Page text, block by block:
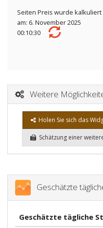
Seiten Preis wurde kalkuliert
am: 6. November 2025
00:10:30
Weitere
Holen Sie sich das
Schätzung einer
Geschätzte
Geschätzte tägliche